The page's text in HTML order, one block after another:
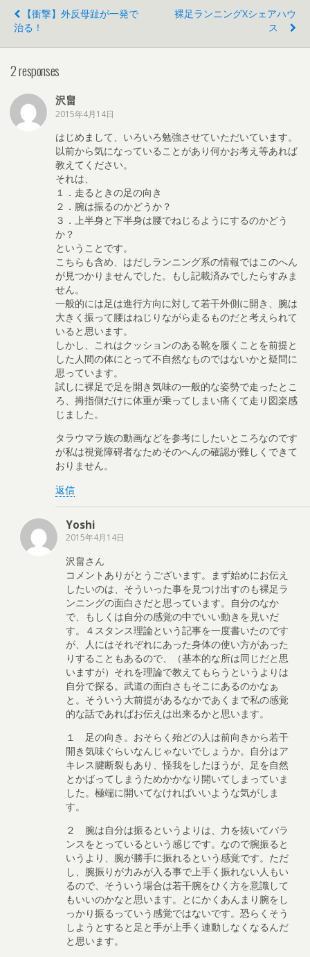
【衝撃】外反母趾が一発で
治る！
裸足ランニングxシェアハウ
ス
2 responses
沢畠
2015年4月14日
はじめまして、いろいろ勉強させていただいています。
以前から気になっていることがあり何かお考え等あれば
教えてください。
それは、
１．走るときの足の向き
２．腕は振るのかどうか？
３．上半身と下半身は腰でねじるようにするのかどう
か？
ということです。
こちらも含め、はだしランニング系の情報ではこのへん
が見つかりませんでした。もし記載済みでしたらすみま
せん。
一般的には足は進行方向に対して若干外側に開き、腕は
大きく振って腰はねじりながら走るものだと考えられて
いると思います。
しかし、これはクッションのある靴を履くことを前提と
した人間の体にとって不自然なものではないかと疑問に
思っています。
試しに裸足で足を開き気味の一般的な姿勢で走ったとこ
ろ、拇指側だけに体重が乗ってしまい痛くて走り図楽感
じました。
タラウマラ族の動画などを参考にしたいところなのです
が私は視覚障碍者なためそのへんの確認が難しくできて
おりません。
返信
Yoshi
2015年4月14日
沢畠さん
コメントありがとうございます。まず始めにお伝え
したいのは、そういった事を見つけ出すのも裸足ラ
ンニングの面白さだと思っています。自分のなか
で、もしくは自分の感覚の中でいい動きを見いだ
す。４スタンス理論という記事を一度書いたのです
が、人にはそれぞれにあった身体の使い方があった
りすることもあるので、（基本的な所は同じだと思
いますが）それを理論で教えてもらうというよりは
自分で探る。武道の面白さもそこにあるのかなぁ
と。そういう大前提があるなかであくまで私の感覚
的な話であればお伝えは出来るかと思います。
１ 足の向き。おそらく殆どの人は前向きから若干
開き気味ぐらいなんじゃないでしょうか。自分はア
キレス腱断裂もあり、怪我をしたほうが、足を自然
とかばってしまうためかかなり開いてしまっていま
した。極端に開いてなければいいような気がしま
す。
２ 腕は自分は振るというよりは、力を抜いてバラ
ンスをとっているという感じです。なので腕振ると
いうより、腕が勝手に振れるという感覚です。ただ
し、腕振りが力みが入る事で上手く振れない人もい
るので、そういう場合は若干腕をひく方を意識して
もいいのかなと思います。とにかくあんまり腕をし
っかり振るっていう感覚ではないです。恐らくそう
しようとすると足と手が上手く連動しなくなるんだ
と思います。